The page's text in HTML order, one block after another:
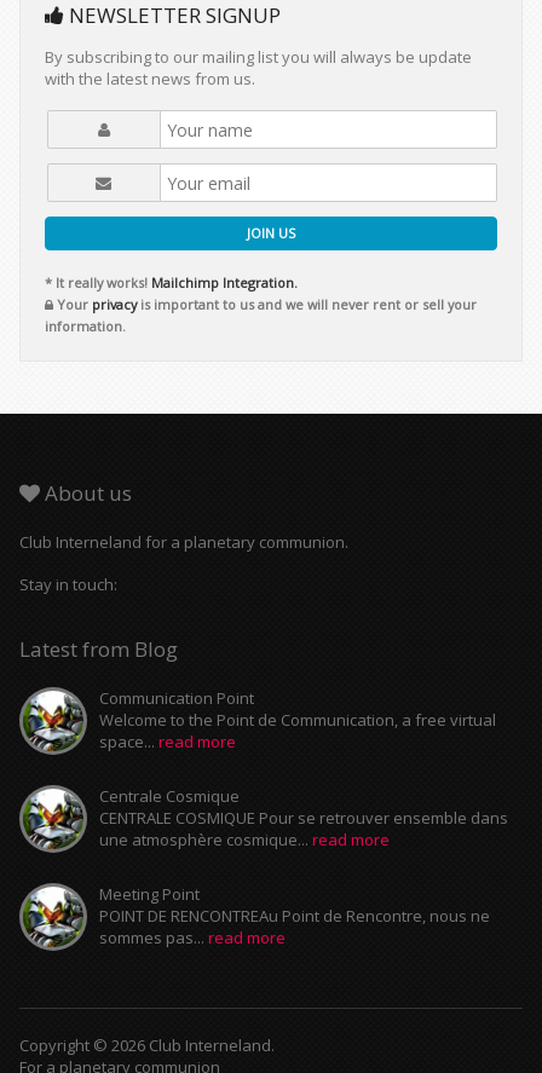
NEWSLETTER SIGNUP
By subscribing to our mailing list you will always be update
with the latest news from us.
JOIN US
* It really works! Mailchimp Integration.
Your privacyis important to us and we will never rent or sell your
information.
About us
Club Interneland for a planetary communion.
Stay in touch:
Latest from Blog
Communication Point
Welcome to the Point de Communication, a free virtual
space... read more
Centrale Cosmique
CENTRALE COSMIQUE Pour se retrouver ensemble dans
une atmosphère cosmique... read more
Meeting Point
POINT DE RENCONTREAu Point de Rencontre, nous ne
sommes pas... read more
Copyright © 2026 Club Interneland.
For a planetary communion